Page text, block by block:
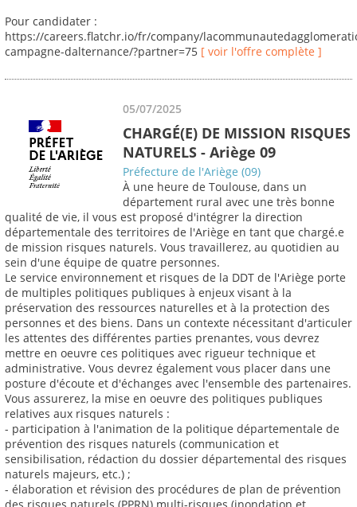
Pour candidater :
https://careers.flatchr.io/fr/company/
campagne-dalternance/?partner=75 [ voir l'offre complète ]
05/07/2025
CHARGÉ(E) DE MISSION RISQUES
NATURELS - Ariège 09
Préfecture de l'Ariège (09)
À une heure de Toulouse, dans un
département rural avec une très bonne
qualité de vie, il vous est proposé d'intégrer la direction
départementale des territoires de l'Ariège en tant que chargé.e
de mission risques naturels. Vous travaillerez, au quotidien au
sein d'une équipe de quatre personnes.
Le service environnement et risques de la DDT de l'Ariège porte
de multiples politiques publiques à enjeux visant à la
préservation des ressources naturelles et à la protection des
personnes et des biens. Dans un contexte nécessitant d'articuler
les attentes des différentes parties prenantes, vous devrez
mettre en oeuvre ces politiques avec rigueur technique et
administrative. Vous devrez également vous placer dans une
posture d'écoute et d'échanges avec l'ensemble des partenaires.
Vous assurerez, la mise en oeuvre des politiques publiques
relatives aux risques naturels :
- participation à l'animation de la politique départementale de
prévention des risques naturels (communication et
sensibilisation, rédaction du dossier départemental des risques
naturels majeurs, etc.) ;
- élaboration et révision des procédures de plan de prévention